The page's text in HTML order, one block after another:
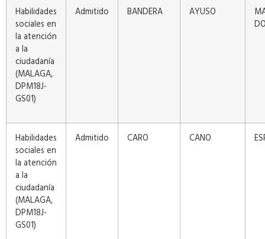
Habilidades
sociales en
la atención
a la
ciudadanía
(MALAGA,
DPM18J-
GS01)
Admitido BANDERA AYUSO
Habilidades
sociales en
la atención
a la
ciudadanía
(MALAGA,
DPM18J-
GS01)
Admitido CARO CANO